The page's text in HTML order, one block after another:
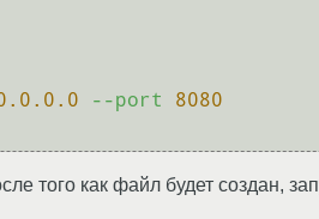
.0 .0 --port
8080
того как файл будет создан,